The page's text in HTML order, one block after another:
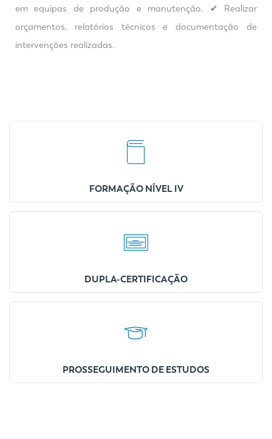
em equipas de produção e manutenção. ✔ Realizar
orçamentos, relatórios técnicos e documentação de
intervenções realizadas.
FORMAÇÃO NÍVEL IV
DUPLA-CERTIFICAÇÃO
PROSSEGUIMENTO DE ESTUDOS